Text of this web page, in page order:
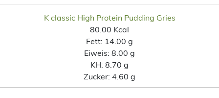
K classic High Protein Pudding Gries
80.00 Kcal
Fett: 14.00 g
Eiweis: 8.00 g
KH: 8.70 g
Zucker: 4.60 g